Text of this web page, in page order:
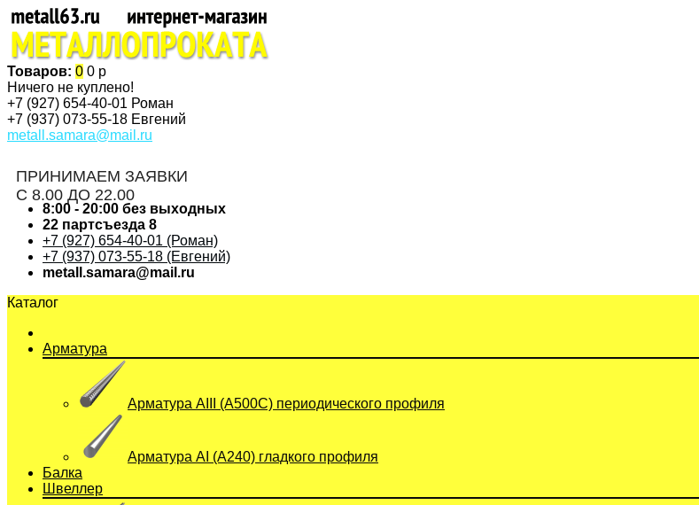
Товаров: 0 0 р
Ничего не куплено!
+7 (927) 654-40-01 Роман
+7 (937) 073-55-18 Евгений
metall.samara@mail.ru
ПРИНИМАЕМ ЗАЯВКИ
С 8.00 ДО 22.00
8:00 - 20:00 без выходных
22 партсъезда 8
+7 (927) 654-40-01 (Роман)
+7 (937) 073-55-18 (Евгений)
metall.samara@mail.ru
Каталог
Арматура
Арматура АIII (А500С) периодического профиля
Арматура АI (A240) гладкого профиля
Балка
Швеллер